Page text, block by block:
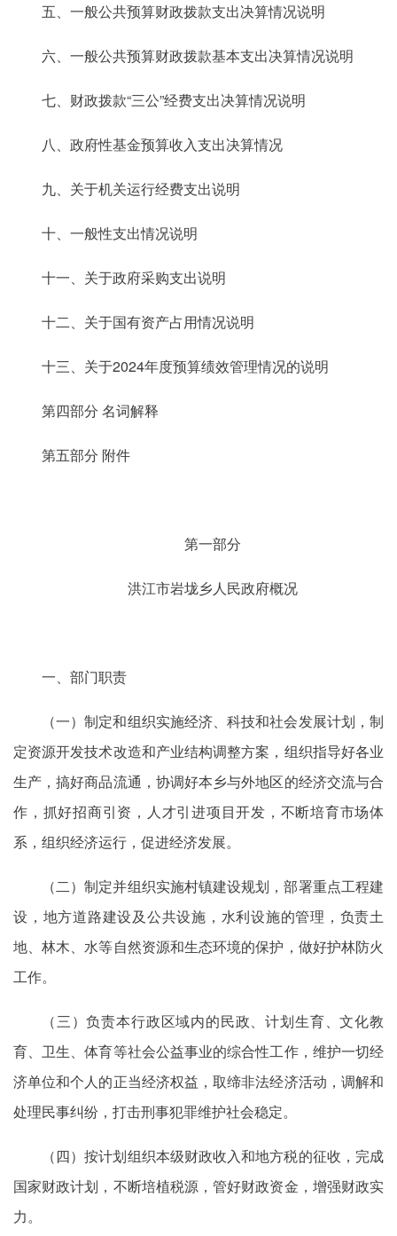
五、一般公共预算财政拨款支出决算情况说明
六、一般公共预算财政拨款基本支出决算情况说明
七、财政拨款“三公”经费支出决算情况说明
八、政府性基金预算收入支出决算情况
九、关于机关运行经费支出说明
十、一般性支出情况说明
十一、关于政府采购支出说明
十二、关于国有资产占用情况说明
十三、关于2024年度预算绩效管理情况的说明
第四部分 名词解释
第五部分 附件
第一部分
洪江市岩垅乡人民政府概况
一、部门职责
（一）制定和组织实施经济、科技和社会发展计划，制
定资源开发技术改造和产业结构调整方案，组织指导好各业
生产，搞好商品流通，协调好本乡与外地区的经济交流与合
作，抓好招商引资，人才引进项目开发，不断培育市场体
系，组织经济运行，促进经济发展。
（二）制定并组织实施村镇建设规划，部署重点工程建
设，地方道路建设及公共设施，水利设施的管理，负责土
地、林木、水等自然资源和生态环境的保护，做好护林防火
工作。
（三）负责本行政区域内的民政、计划生育、文化教
育、卫生、体育等社会公益事业的综合性工作，维护一切经
济单位和个人的正当经济权益，取缔非法经济活动，调解和
处理民事纠纷，打击刑事犯罪维护社会稳定。
（四）按计划组织本级财政收入和地方税的征收，完成
国家财政计划，不断培植税源，管好财政资金，增强财政实
力。